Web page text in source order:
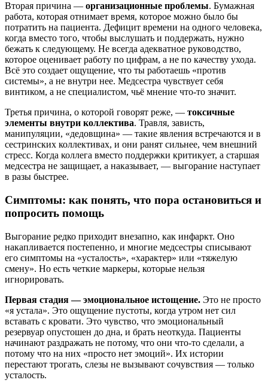
Вторая причина — организационные проблемы. Бумажная
работа, которая отнимает время, которое можно было бы
потратить на пациента. Дефицит времени на одного человека,
когда вместо того, чтобы выслушать и поддержать, нужно
бежать к следующему. Не всегда адекватное руководство,
которое оценивает работу по цифрам, а не по качеству ухода.
Всё это создает ощущение, что ты работаешь «против
системы», а не внутри нее. Медсестра чувствует себя
винтиком, а не специалистом, чьё мнение что-то значит.
Третья причина, о которой говорят реже, — токсичные
элементы внутри коллектива. Травля, зависть,
манипуляции, «дедовщина» — такие явления встречаются и в
сестринских коллективах, и они ранят сильнее, чем внешний
стресс. Когда коллега вместо поддержки критикует, а старшая
медсестра не защищает, а наказывает, — выгорание наступает
в разы быстрее.
Симптомы: как понять, что пора остановиться и
попросить помощь
Выгорание редко приходит внезапно, как инфаркт. Оно
накапливается постепенно, и многие медсестры списывают
его симптомы на «усталость», «характер» или «тяжелую
смену». Но есть четкие маркеры, которые нельзя
игнорировать.
Первая стадия — эмоциональное истощение. Это не просто
«я устала». Это ощущение пустоты, когда утром нет сил
вставать с кровати. Это чувство, что эмоциональный
резервуар опустошен до дна, и брать неоткуда. Пациенты
начинают раздражать не потому, что они что-то сделали, а
потому что на них «просто нет эмоций». Их истории
перестают трогать, слезы не вызывают сочувствия — только
усталость.